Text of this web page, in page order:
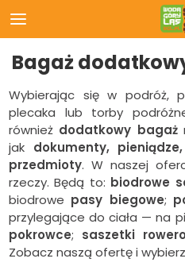
Bagaż
Wybierając się w podróż,
plecaka lub torby
również dodatkowy bagaż
jak dokumenty,
przedmioty. W naszej
rzeczy. Będą to: biodrowe
biodrowe pasy biegowe;
przylegające do ciała — na
pokrowce; saszetki
Zobacz naszą ofertę i